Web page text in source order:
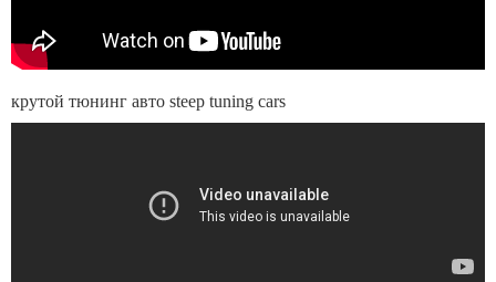
крутой тюнинг авто steep tuning cars